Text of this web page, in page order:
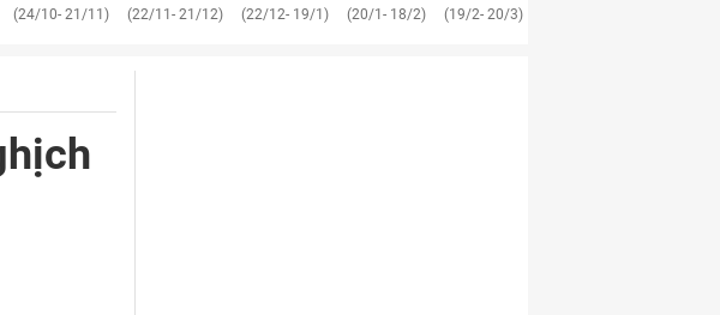
(24/10- 21/11) (22/11- 21/12) (22/12- 19/1) (20/1- 18/2) (19/2- 20/3)